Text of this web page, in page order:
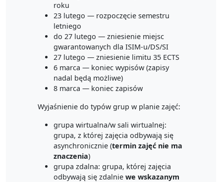
roku
23 lutego — rozpoczęcie semestru
letniego
do 27 lutego — zniesienie miejsc
gwarantowanych dla ISIM-u/DS/SI
27 lutego — zniesienie limitu 35 ECTS
6 marca — koniec wypisów (zapisy
nadal będą możliwe)
8 marca — koniec zapisów
Wyjaśnienie do typów grup w planie zajęć:
grupa wirtualna/w sali wirtualnej:
grupa, z której zajęcia odbywają się
asynchronicznie (termin zajęć nie ma
znaczenia)
grupa zdalna: grupa, której zajęcia
odbywają się zdalnie we wskazanym